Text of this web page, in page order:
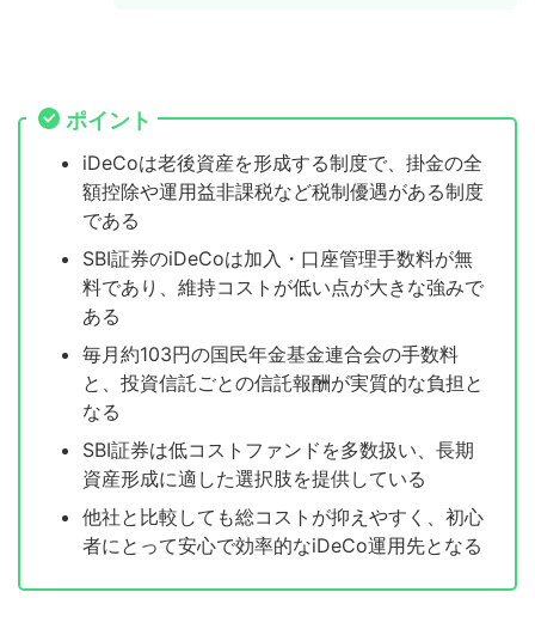
ポイント
iDeCoは老後資産を形成する制度で、掛金の全
額控除や運用益非課税など税制優遇がある制度
である
SBI証券のiDeCoは加入・口座管理手数料が無
料であり、維持コストが低い点が大きな強みで
ある
毎月約103円の国民年金基金連合会の手数料
と、投資信託ごとの信託報酬が実質的な負担と
なる
SBI証券は低コストファンドを多数扱い、長期
資産形成に適した選択肢を提供している
他社と比較しても総コストが抑えやすく、初心
者にとって安心で効率的なiDeCo運用先となる